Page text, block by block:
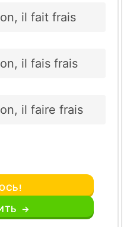
il fait frais
il fais frais
il faire frais
→